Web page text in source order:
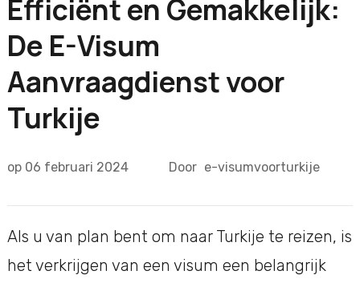
Efficiënt en Gemakkelijk:
De E-Visum
Aanvraagdienst voor
Turkije
op 06 februari 2024 Door e-visumvoorturkije
Als u van plan bent om naar Turkije te reizen, is
het verkrijgen van een visum een belangrijk